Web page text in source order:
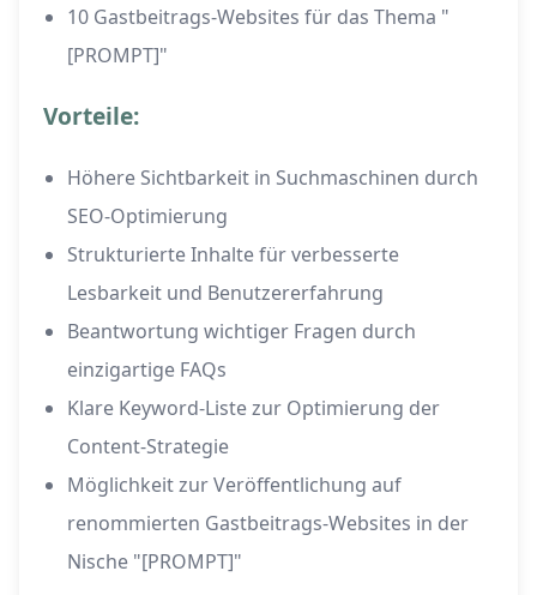
10 Gastbeitrags-Websites für das Thema "
[PROMPT]"
Vorteile:
Höhere Sichtbarkeit in Suchmaschinen durch
SEO-Optimierung
Strukturierte Inhalte für verbesserte
Lesbarkeit und Benutzererfahrung
Beantwortung wichtiger Fragen durch
einzigartige FAQs
Klare Keyword-Liste zur Optimierung der
Content-Strategie
Möglichkeit zur Veröffentlichung auf
renommierten Gastbeitrags-Websites in der
Nische "[PROMPT]"